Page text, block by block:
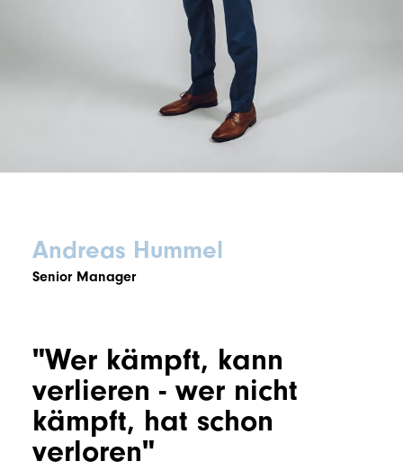
Andreas Hummel
Senior Manager
"Wer kämpft, kann
verlieren - wer nicht
kämpft, hat schon
verloren"